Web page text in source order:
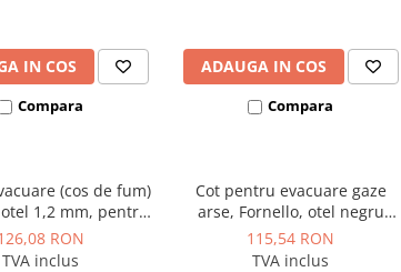
IN COS
Compara
ADAUGA IN COS
Compara
(cos de fum)
1,2 mm, pentru
seminee pe peleti,
100 mm, lungime 1
RON
TVA inclus
Cot pentru evacuare gaze
arse, Fornello, otel negru
pentru centrale si
termoseminee pe peleti,
115,54 RON
TVA inclus